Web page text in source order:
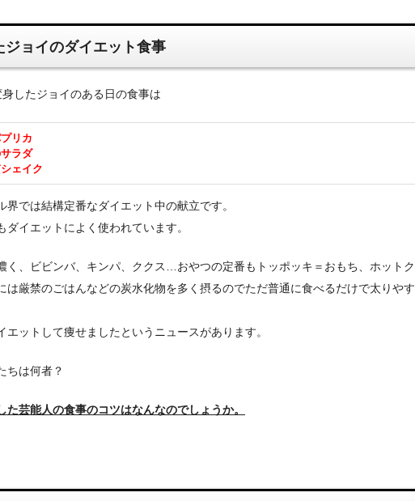
ジョイのダイエット食事
したジョイのある日の食事は
リカ
ラダ
ェイク
界では結構定番なダイエット中の献立です。
ダイエットによく使われています。
く、ビビンバ、キンパ、ククス…おやつの定番もトッポッキ＝おもち、ホットク
は厳禁のごはんなどの炭水化物を多く摂るのでただ普通に食べるだけで太りやす
エットして痩せましたというニュースがあります。
ちは何者？
た芸能人の食事のコツはなんなのでしょうか。